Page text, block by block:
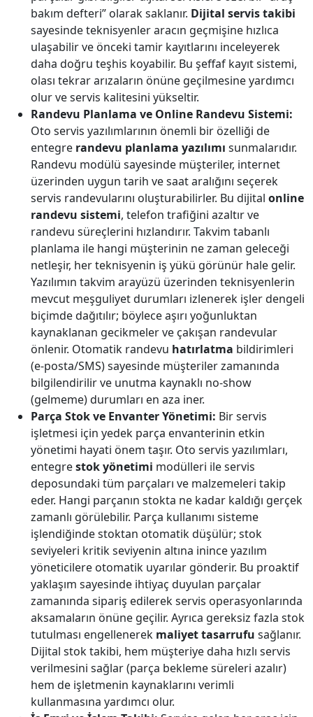
bakım defteri” olarak saklanır. Dijital servis takibi
sayesinde teknisyenler aracın geçmişine hızlıca
ulaşabilir ve önceki tamir kayıtlarını inceleyerek
daha doğru teşhis koyabilir. Bu şeffaf kayıt sistemi,
olası tekrar arızaların önüne geçilmesine yardımcı
olur ve servis kalitesini yükseltir.
Randevu Planlama ve Online Randevu Sistemi:
Oto servis yazılımlarının önemli bir özelliği de
entegre randevu planlama yazılımı sunmalarıdır.
Randevu modülü sayesinde müşteriler, internet
üzerinden uygun tarih ve saat aralığını seçerek
servis randevularını oluşturabilirler. Bu dijital online
randevu sistemi, telefon trafiğini azaltır ve
randevu süreçlerini hızlandırır. Takvim tabanlı
planlama ile hangi müşterinin ne zaman geleceği
netleşir, her teknisyenin iş yükü görünür hale gelir.
Yazılımın takvim arayüzü üzerinden teknisyenlerin
mevcut meşguliyet durumları izlenerek işler dengeli
biçimde dağıtılır; böylece aşırı yoğunluktan
kaynaklanan gecikmeler ve çakışan randevular
önlenir. Otomatik randevu hatırlatma bildirimleri
(e-posta/SMS) sayesinde müşteriler zamanında
bilgilendirilir ve unutma kaynaklı no-show
(gelmeme) durumları en aza iner.
Parça Stok ve Envanter Yönetimi: Bir servis
işletmesi için yedek parça envanterinin etkin
yönetimi hayati önem taşır. Oto servis yazılımları,
entegrestok yönetimi modülleri ile servis
deposundaki tüm parçaları ve malzemeleri takip
eder. Hangi parçanın stokta ne kadar kaldığı gerçek
zamanlı görülebilir. Parça kullanımı sisteme
işlendiğinde stoktan otomatik düşülür; stok
seviyeleri kritik seviyenin altına inince yazılım
yöneticilere otomatik uyarılar gönderir. Bu proaktif
yaklaşım sayesinde ihtiyaç duyulan parçalar
zamanında sipariş edilerek servis operasyonlarında
aksamaların önüne geçilir. Ayrıca gereksiz fazla stok
tutulması engellenerek maliyet tasarrufu sağlanır.
Dijital stok takibi, hem müşteriye daha hızlı servis
verilmesini sağlar (parça bekleme süreleri azalır)
hem de işletmenin kaynaklarını verimli
kullanmasına yardımcı olur.